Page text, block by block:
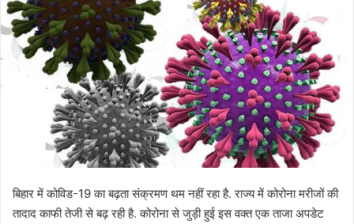
a
i
l
बिहार में कोविड-19 का बढ़ता संक्रमण थम नहीं रहा है. राज्य में कोरोना मरीजों की
तादाद काफी तेजी से बढ़ रही है. कोरोना से जुड़ी हुई इस वक्त एक ताजा अपडेट